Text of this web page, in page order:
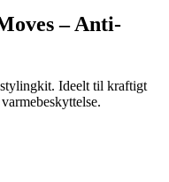
– Anti-
Ideelt til kraftigt